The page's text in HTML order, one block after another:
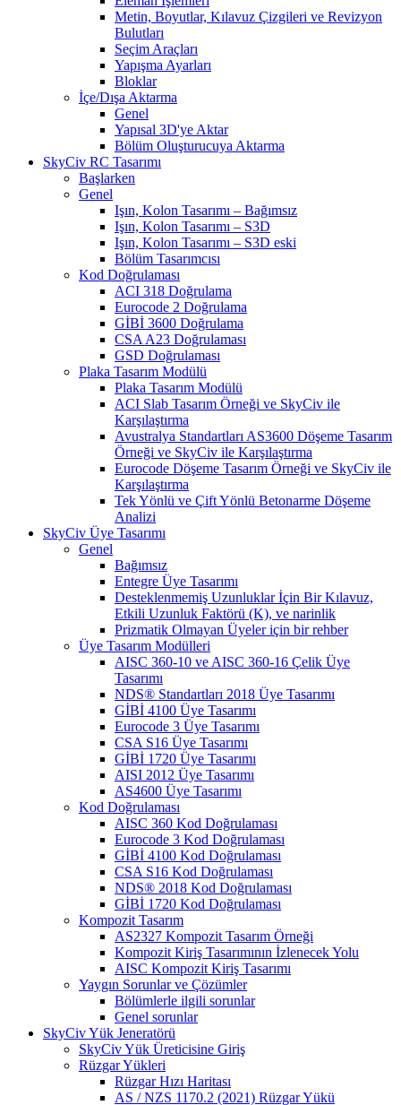
Metin, Boyutlar, Kılavuz Çizgileri ve Revizyon
Bulutları
Seçim Araçları
Yapışma Ayarları
Bloklar
İçe/Dışa Aktarma
Genel
Yapısal 3D'ye Aktar
Bölüm Oluşturucuya Aktarma
SkyCiv RC Tasarımı
Başlarken
Genel
Işın, Kolon Tasarımı – Bağımsız
Işın, Kolon Tasarımı – S3D
Işın, Kolon Tasarımı – S3D eski
Bölüm Tasarımcısı
Kod Doğrulaması
ACI 318 Doğrulama
Eurocode 2 Doğrulama
GİBİ 3600 Doğrulama
CSA A23 Doğrulaması
GSD Doğrulaması
Plaka Tasarım Modülü
Plaka Tasarım Modülü
ACI Slab Tasarım Örneği ve SkyCiv ile
Karşılaştırma
Avustralya Standartları AS3600 Döşeme Tasarım
Örneği ve SkyCiv ile Karşılaştırma
Eurocode Döşeme Tasarım Örneği ve SkyCiv ile
Karşılaştırma
Tek Yönlü ve Çift Yönlü Betonarme Döşeme
Analizi
SkyCiv Üye Tasarımı
Genel
Bağımsız
Entegre Üye Tasarımı
Desteklenmemiş Uzunluklar İçin Bir Kılavuz,
Etkili Uzunluk Faktörü (K), ve narinlik
Prizmatik Olmayan Üyeler için bir rehber
Üye Tasarım Modülleri
AISC 360-10 ve AISC 360-16 Çelik Üye
Tasarımı
NDS® Standartları 2018 Üye Tasarımı
GİBİ 4100 Üye Tasarımı
Eurocode 3 Üye Tasarımı
CSA S16 Üye Tasarımı
GİBİ 1720 Üye Tasarımı
AISI 2012 Üye Tasarımı
AS4600 Üye Tasarımı
Kod Doğrulaması
AISC 360 Kod Doğrulaması
Eurocode 3 Kod Doğrulaması
GİBİ 4100 Kod Doğrulaması
CSA S16 Kod Doğrulaması
NDS® 2018 Kod Doğrulaması
GİBİ 1720 Kod Doğrulaması
Kompozit Tasarım
AS2327 Kompozit Tasarım Örneği
Kompozit Kiriş Tasarımının İzlenecek Yolu
AISC Kompozit Kiriş Tasarımı
Yaygın Sorunlar ve Çözümler
Bölümlerle ilgili sorunlar
Genel sorunlar
SkyCiv Yük Jeneratörü
SkyCiv Yük Üreticisine Giriş
Rüzgar Yükleri
Rüzgar Hızı Haritası
AS / NZS 1170.2 (2021) Rüzgar Yükü